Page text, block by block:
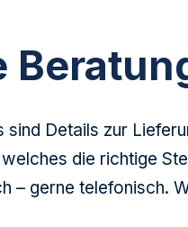
sind Details zur
die richtige
gerne telefonisch.